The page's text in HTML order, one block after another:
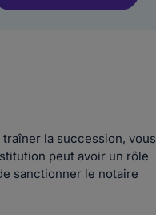
la succession, vous
peut avoir un rôle
sanctionner le notaire